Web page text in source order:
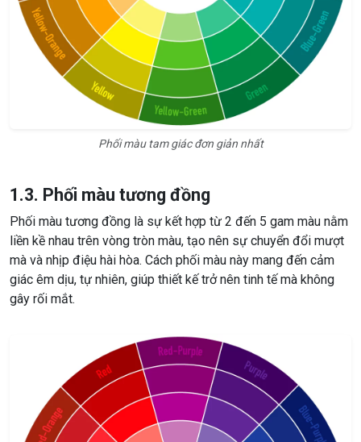
Phối màu tam giác đơn giản nhất
1.3. Phối màu tương đồng
Phối màu tương đồng là sự kết hợp từ 2 đến 5 gam màu nằm
liền kề nhau trên vòng tròn màu, tạo nên sự chuyển đổi mượt
mà và nhịp điệu hài hòa. Cách phối màu này mang đến cảm
giác êm dịu, tự nhiên, giúp thiết kế trở nên tinh tế mà không
gây rối mắt.